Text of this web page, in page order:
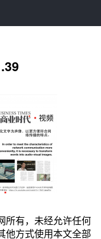
所有，未经允许任何
他方式使用本文全部